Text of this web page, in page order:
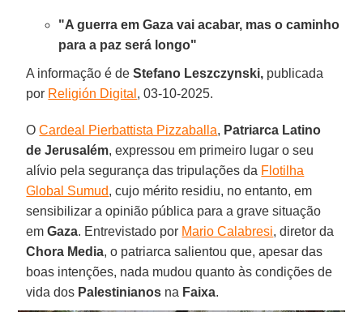
"A guerra em Gaza vai acabar, mas o caminho
para a paz será longo"
A informação é deStefano Leszczynski, publicada
por Religión Digital , 03-10-2025.
OCardeal Pierbattista Pizzaballa, Patriarca Latino
de Jerusalém, expressou em primeiro lugar o seu
alívio pela segurança das tripulações da Flotilha
Global Sumud, cujo mérito residiu, no entanto, em
sensibilizar a opinião pública para a grave situação
emGaza. Entrevistado por Mario Calabresi, diretor da
Chora Media, o patriarca salientou que, apesar das
boas intenções, nada mudou quanto às condições de
vida dos Palestinianos na Faixa.